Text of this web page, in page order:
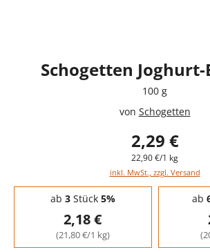
Schogetten
100 g
von Schogetten
2,29 €
22,90 €/1 kg
inkl. MwSt., zzgl. Versand
Staffelpreise - Mengenrabatt
ab 3Stück 5%
2,18 €
(21,80 €/1 kg)
ab